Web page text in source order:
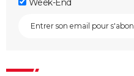
Week-End